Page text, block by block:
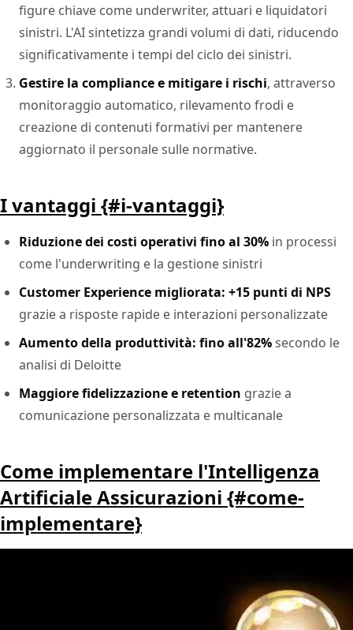
figure chiave come underwriter, attuari e liquidatori
sinistri. L'AI sintetizza grandi volumi di dati, riducendo
significativamente i tempi del ciclo dei sinistri.
Gestire la compliance e mitigare i rischi, attraverso
monitoraggio automatico, rilevamento frodi e
creazione di contenuti formativi per mantenere
aggiornato il personale sulle normative.
I vantaggi {#i-vantaggi}
Riduzione dei costi operativi fino al 30% in processi
come l'underwriting e la gestione sinistri
Customer Experience migliorata: +15 punti di NPS
grazie a risposte rapide e interazioni personalizzate
Aumento della produttività: fino all'82%secondo le
analisi di Deloitte
Maggiore fidelizzazione e retention grazie a
comunicazione personalizzata e multicanale
Come implementare l'Intelligenza
Artificiale Assicurazioni {#come-
implementare}